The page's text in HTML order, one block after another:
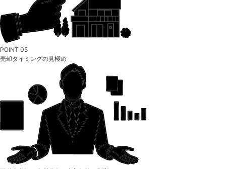
POINT 05
売却タイミングの見極め